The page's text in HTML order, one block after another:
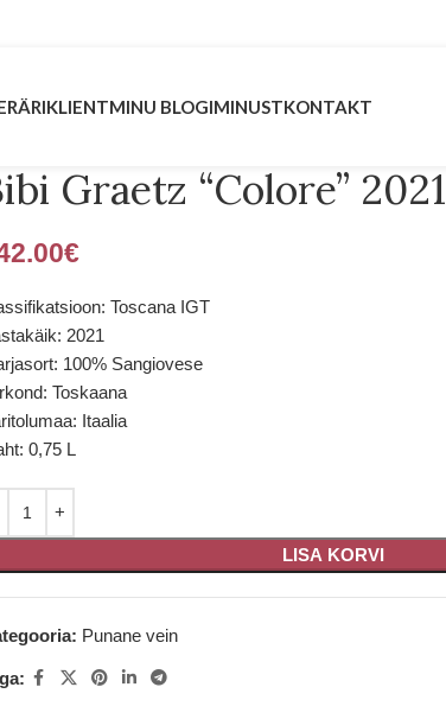
ÄRIKLIENTMINU BLOGIMINUSTKONTAKT
Graetz “Colore” 2021
€
Toscana IGT
2021
100% Sangiovese
Toskaana
Itaalia
0,75 L
LISA KORVI
Punane vein